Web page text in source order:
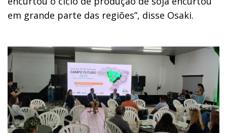
em grande parte das regiões”, disse Osaki.